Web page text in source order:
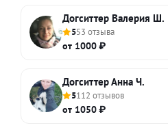
Догситтер Валерия Ш.
553 отзыва
от 1000 ₽
Догситтер Анна Ч.
5112 отзывов
от 1050 ₽